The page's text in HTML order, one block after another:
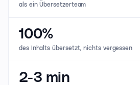
als ein Übersetzerteam
100%
des Inhalts übersetzt, nichts vergessen
2-3 min